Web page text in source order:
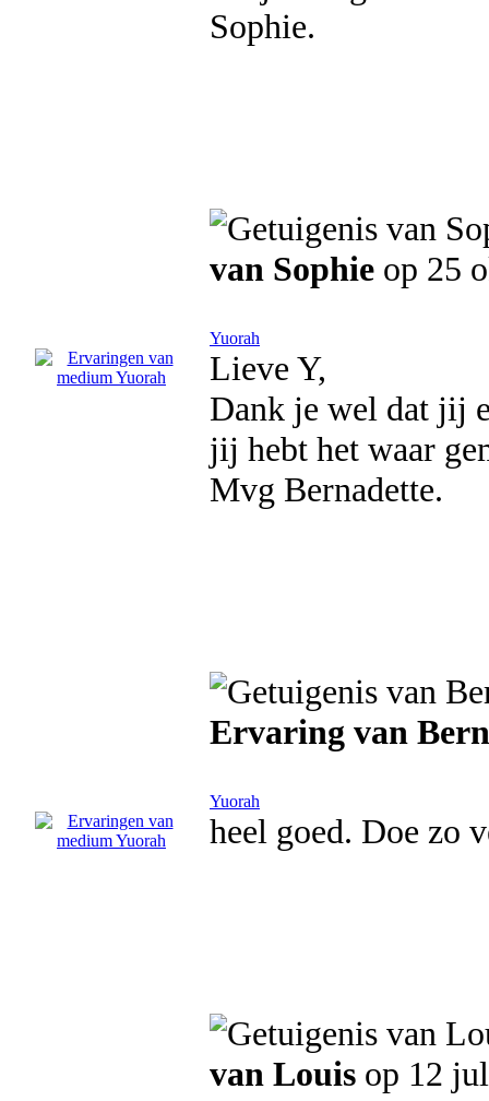
Sophie.
van Sophie op 25
Yuorah
Lieve Y,
Dank je wel dat jij
jij hebt het waar
Mvg Bernadette.
Ervaring van
Yuorah
heel goed. Doe zo
van Louis op 12